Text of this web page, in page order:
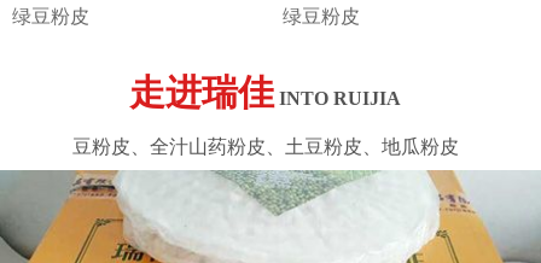
绿豆粉皮 绿豆粉皮
走进瑞佳 INTO RUIJIA
豆粉皮、全汁山药粉皮、土豆粉皮、地瓜粉皮